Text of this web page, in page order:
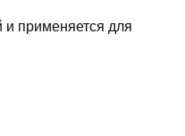
и применяется для